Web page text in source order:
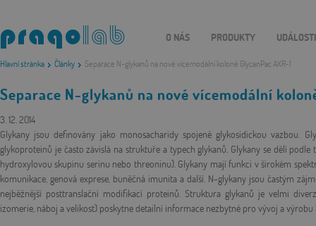
Hlavní stránka Články Separace N-glykanů na nové vícemodální koloně GlycanPac AXR-1
O NÁS PRODUKTY UDÁLOSTI
Separace N-glykanů na nové vícemodální
3. 12. 2014
Glykany jsou definovány jako monosacharidy spojené glykosidickou vazbou.
glykoproteinů je často závislá na struktuře a typech glykanů. Glykany se dělí
hydroxylovou skupinu serinu nebo threoninu). Glykany mají funkci v širokém
komunikace, genová exprese, buněčná imunita a další. N-glykany jsou častým
nejběžnější posttranslační modifikací proteinů. Struktura glykanů je velmi
izomerie, náboj a velikost) poskytne detailní informace nezbytné pro vývoj a